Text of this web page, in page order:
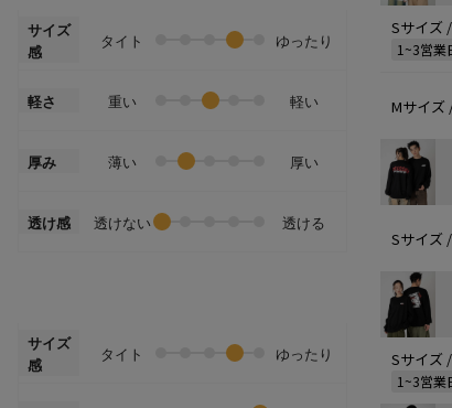
サイズ
感
タイト ゆったり
軽さ 重い 軽い
厚み 薄い 厚い
透け感 透けない 透ける
サイズ
感
タイト ゆったり
Sサイズ
1~3営業
Mサイズ
Sサイズ
Sサイズ
1~3営業